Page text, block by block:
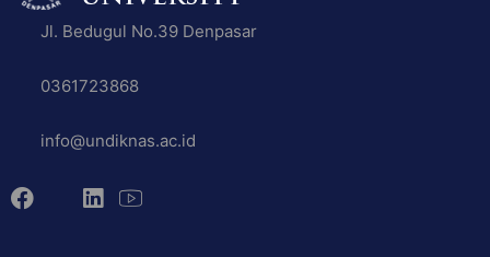
Jl. Bedugul No.39 Denpasar
0361723868
info@undiknas.ac.id